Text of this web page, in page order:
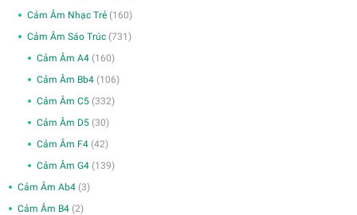
Cảm Âm Nhạc Trẻ (160)
Cảm Âm Sáo Trúc (731)
Cảm Âm A4 (160)
Cảm Âm Bb4 (106)
Cảm Âm C5 (332)
Cảm Âm D5 (30)
Cảm Âm F4 (42)
Cảm Âm G4 (139)
Cảm Âm Ab4 (3)
Cảm Âm B4 (2)